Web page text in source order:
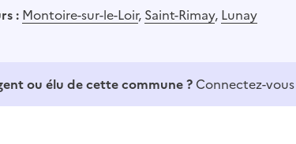
: Montoire-sur-le-Loir, Saint-Rimay, Lunay
ou élu de cette commune ? Connectez-